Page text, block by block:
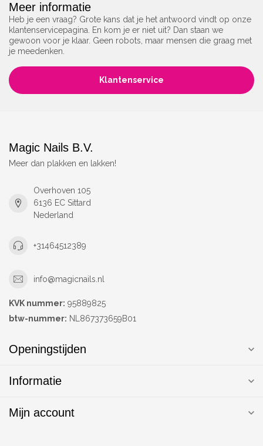
Meer informatie
Heb je een vraag? Grote kans dat je het antwoord vindt op onze
klantenservicepagina. En kom je er niet uit? Dan staan we
gewoon voor je klaar. Geen robots, maar mensen die graag met
je meedenken.
Klantenservice
Magic Nails B.V.
Meer dan plakken en lakken!
Overhoven 105
6136 EC Sittard
Nederland
+31464512389
info@magicnails.nl
KVK nummer: 95889825
btw-nummer: NL867373659B01
Openingstijden
Informatie
Mijn account